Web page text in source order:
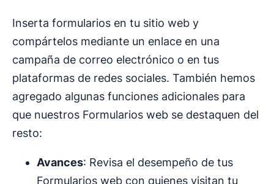
Inserta formularios en tu sitio web y
compártelos mediante un enlace en una
campaña de correo electrónico o en tus
plataformas de redes sociales. También hemos
agregado algunas funciones adicionales para
que nuestros Formularios web se destaquen del
resto:
Avances: Revisa el desempeño de tus
Formularios web con quienes visitan tu